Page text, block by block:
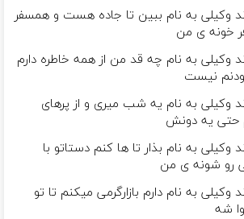
وکیلی به نام ببین تا جاده هست و همسفر
خونه ی من
وکیلی به نام چه قد من از همه خاطره دارم
نیست
وکیلی به نام یه شب میرى و از پرهای
حتی یه دونش
وکیلی به نام بذار تا ها كنم دستاتو با
رو شونه ى من
وکیلی به نام دارم بازارگرمی میكنم تا تو
شه